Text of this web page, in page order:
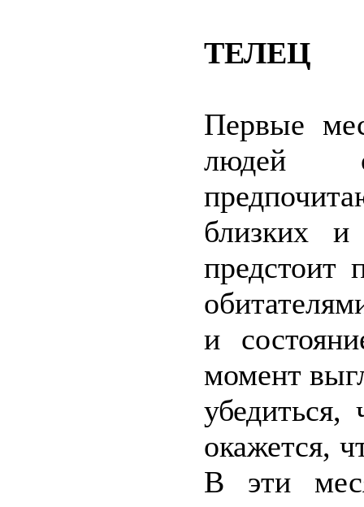
ТЕЛЕЦ
Первые
людей
близких
предстоит
и
момент
окажется,
В эти